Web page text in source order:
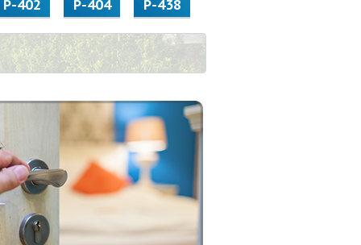
Р-402
Р-404 Р-438